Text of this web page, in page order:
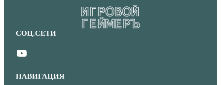
СОЦ.СЕТИ
YouTube
НАВИГАЦИЯ